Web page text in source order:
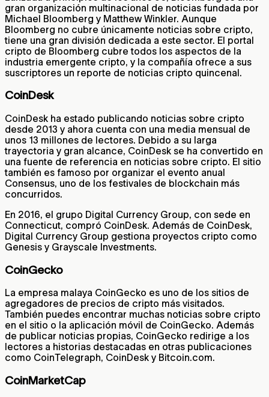
gran organización multinacional de noticias fundada por
Michael Bloomberg y Matthew Winkler. Aunque
Bloomberg no cubre únicamente noticias sobre cripto,
tiene una gran división dedicada a este sector. El portal
cripto de Bloomberg cubre todos los aspectos de la
industria emergente cripto, y la compañía ofrece a sus
suscriptores un reporte de noticias cripto quincenal.
CoinDesk
CoinDesk ha estado publicando noticias sobre cripto
desde 2013 y ahora cuenta con una media mensual de
unos 13 millones de lectores. Debido a su larga
trayectoria y gran alcance, CoinDesk se ha convertido en
una fuente de referencia en noticias sobre cripto. El sitio
también es famoso por organizar el evento anual
Consensus, uno de los festivales de blockchain más
concurridos.
En 2016, el grupo Digital Currency Group, con sede en
Connecticut, compró CoinDesk. Además de CoinDesk,
Digital Currency Group gestiona proyectos cripto como
Genesis y Grayscale Investments.
CoinGecko
La empresa malaya CoinGecko es uno de los sitios de
agregadores de precios de cripto más visitados.
También puedes encontrar muchas noticias sobre cripto
en el sitio o la aplicación móvil de CoinGecko. Además
de publicar noticias propias, CoinGecko redirige a los
lectores a historias destacadas en otras publicaciones
como CoinTelegraph, CoinDesk y Bitcoin.com.
CoinMarketCap